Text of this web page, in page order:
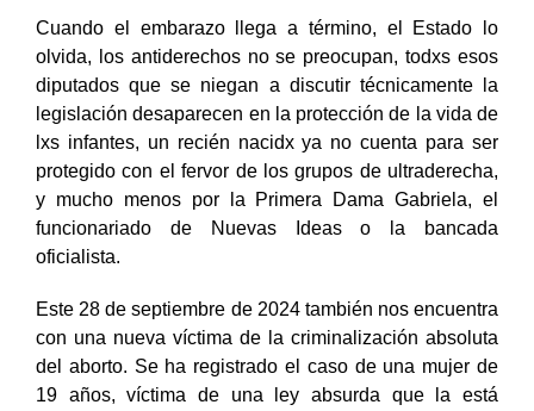
Cuando el embarazo llega a término, el Estado lo
olvida, los antiderechos no se preocupan, todxs esos
diputados que se niegan a discutir técnicamente la
legislación desaparecen en la protección de la vida de
lxs infantes, un recién nacidx ya no cuenta para ser
protegido con el fervor de los grupos de ultraderecha,
y mucho menos por la Primera Dama Gabriela, el
funcionariado de Nuevas Ideas o la bancada
oficialista.
Este 28 de septiembre de 2024 también nos encuentra
con una nueva víctima de la criminalización absoluta
del aborto. Se ha registrado el caso de una mujer de
19 años, víctima de una ley absurda que la está